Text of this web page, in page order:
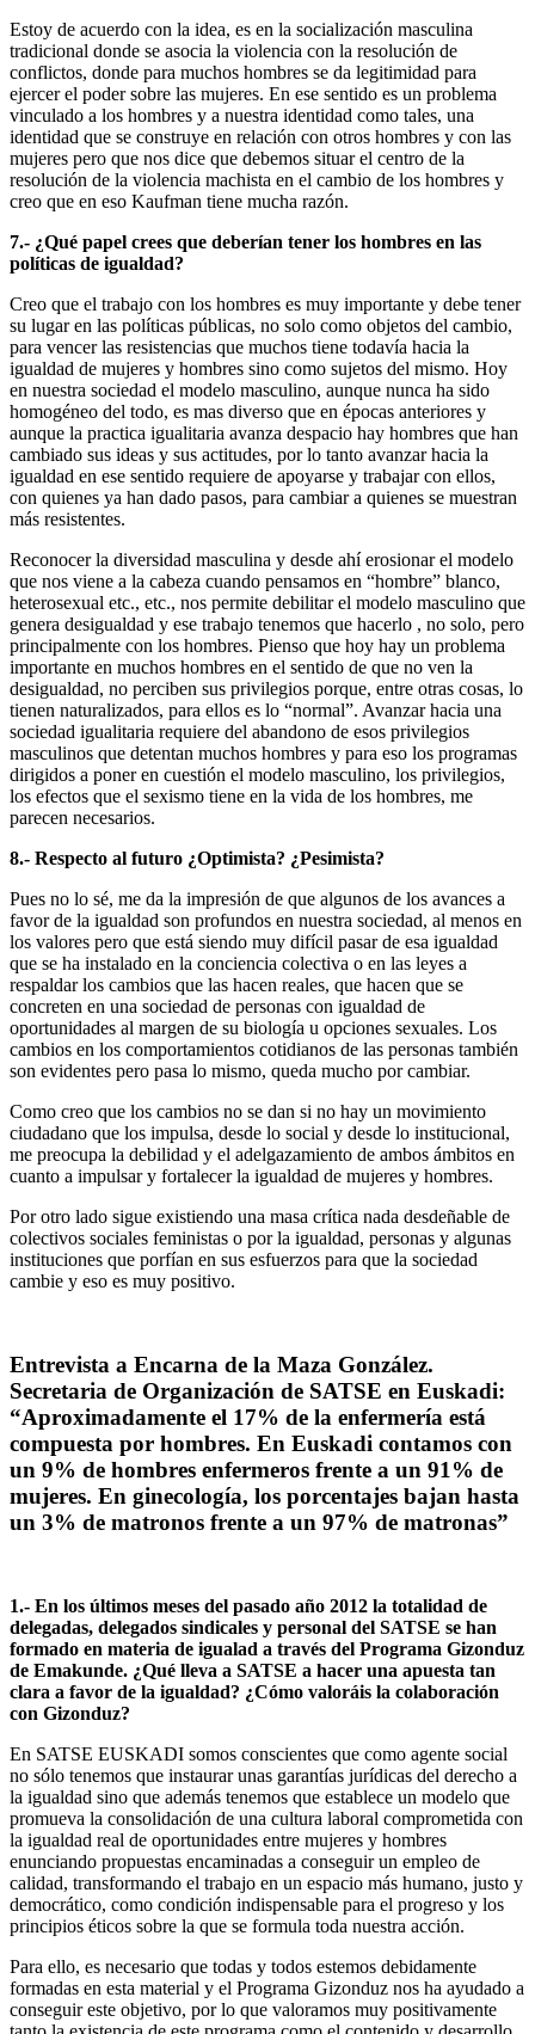
Estoy de acuerdo con la idea, es en la socialización masculina
tradicional donde se asocia la violencia con la resolución de
conflictos, donde para muchos hombres se da legitimidad para
ejercer el poder sobre las mujeres. En ese sentido es un problema
vinculado a los hombres y a nuestra identidad como tales, una
identidad que se construye en relación con otros hombres y con las
mujeres pero que nos dice que debemos situar el centro de la
resolución de la violencia machista en el cambio de los hombres y
creo que en eso Kaufman tiene mucha razón.
7.- ¿Qué papel crees que deberían tener los hombres en las
políticas de igualdad?
Creo que el trabajo con los hombres es muy importante y debe tener
su lugar en las políticas públicas, no solo como objetos del cambio,
para vencer las resistencias que muchos tiene todavía hacia la
igualdad de mujeres y hombres sino como sujetos del mismo. Hoy
en nuestra sociedad el modelo masculino, aunque nunca ha sido
homogéneo del todo, es mas diverso que en épocas anteriores y
aunque la practica igualitaria avanza despacio hay hombres que han
cambiado sus ideas y sus actitudes, por lo tanto avanzar hacia la
igualdad en ese sentido requiere de apoyarse y trabajar con ellos,
con quienes ya han dado pasos, para cambiar a quienes se muestran
más resistentes.
Reconocer la diversidad masculina y desde ahí erosionar el modelo
que nos viene a la cabeza cuando pensamos en “hombre” blanco,
heterosexual etc., etc., nos permite debilitar el modelo masculino que
genera desigualdad y ese trabajo tenemos que hacerlo , no solo, pero
principalmente con los hombres. Pienso que hoy hay un problema
importante en muchos hombres en el sentido de que no ven la
desigualdad, no perciben sus privilegios porque, entre otras cosas, lo
tienen naturalizados, para ellos es lo “normal”. Avanzar hacia una
sociedad igualitaria requiere del abandono de esos privilegios
masculinos que detentan muchos hombres y para eso los programas
dirigidos a poner en cuestión el modelo masculino, los privilegios,
los efectos que el sexismo tiene en la vida de los hombres, me
parecen necesarios.
8.- Respecto al futuro ¿Optimista? ¿Pesimista?
Pues no lo sé, me da la impresión de que algunos de los avances a
favor de la igualdad son profundos en nuestra sociedad, al menos en
los valores pero que está siendo muy difícil pasar de esa igualdad
que se ha instalado en la conciencia colectiva o en las leyes a
respaldar los cambios que las hacen reales, que hacen que se
concreten en una sociedad de personas con igualdad de
oportunidades al margen de su biología u opciones sexuales. Los
cambios en los comportamientos cotidianos de las personas también
son evidentes pero pasa lo mismo, queda mucho por cambiar.
Como creo que los cambios no se dan si no hay un movimiento
ciudadano que los impulsa, desde lo social y desde lo institucional,
me preocupa la debilidad y el adelgazamiento de ambos ámbitos en
cuanto a impulsar y fortalecer la igualdad de mujeres y hombres.
Por otro lado sigue existiendo una masa crítica nada desdeñable de
colectivos sociales feministas o por la igualdad, personas y algunas
instituciones que porfían en sus esfuerzos para que la sociedad
cambie y eso es muy positivo.
Entrevista a Encarna de la Maza González.
Secretaria de Organización de SATSE en Euskadi:
“Aproximadamente el 17% de la enfermería está
compuesta por hombres. En Euskadi contamos con
un 9% de hombres enfermeros frente a un 91% de
mujeres. En ginecología, los porcentajes bajan hasta
un 3% de matronos frente a un 97% de matronas”
1.- En los últimos meses del pasado año 2012 la totalidad de
delegadas, delegados sindicales y personal del SATSE se han
formado en materia de igualad a través del Programa Gizonduz
de Emakunde. ¿Qué lleva a SATSE a hacer una apuesta tan
clara a favor de la igualdad? ¿Cómo valoráis la colaboración
con Gizonduz?
En SATSE EUSKADI somos conscientes que como agente social
no sólo tenemos que instaurar unas garantías jurídicas del derecho a
la igualdad sino que además tenemos que establece un modelo que
promueva la consolidación de una cultura laboral comprometida con
la igualdad real de oportunidades entre mujeres y hombres
enunciando propuestas encaminadas a conseguir un empleo de
calidad, transformando el trabajo en un espacio más humano, justo y
democrático, como condición indispensable para el progreso y los
principios éticos sobre la que se formula toda nuestra acción.
Para ello, es necesario que todas y todos estemos debidamente
formadas en esta material y el Programa Gizonduz nos ha ayudado a
conseguir este objetivo, por lo que valoramos muy positivamente